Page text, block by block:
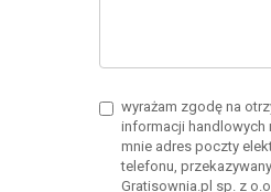
wyrażam zgodę na
informacji handlowych
mnie adres poczty
telefonu,
Gratisownia.pl sp. z